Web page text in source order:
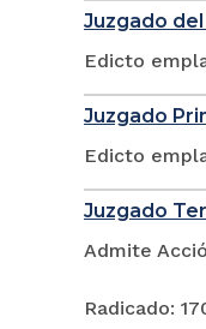
Juzgado
Edicto
Juzgado
Edicto
Juzgado
Admite
Radicado: